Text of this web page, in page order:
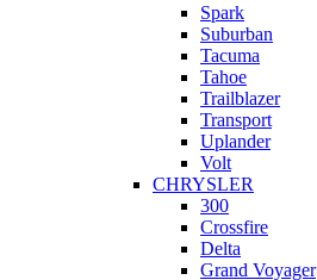
Spark
Suburban
Tacuma
Tahoe
Trailblazer
Transport
Uplander
Volt
CHRYSLER
300
Crossfire
Delta
Grand Voyager